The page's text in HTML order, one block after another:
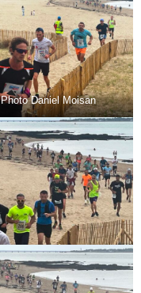
Photo Daniel Moisan